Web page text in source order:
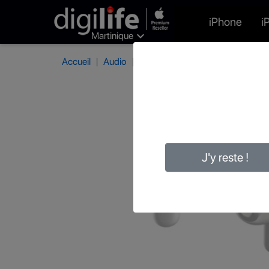
Martinique 
iPhone
Accueil Audio
J'y reste !